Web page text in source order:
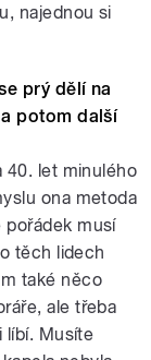
najednou si
prý dělí na
potom další
40. let minulého
ona metoda
pořádek musí
těch lidech
také něco
ale třeba
líbí. Musíte